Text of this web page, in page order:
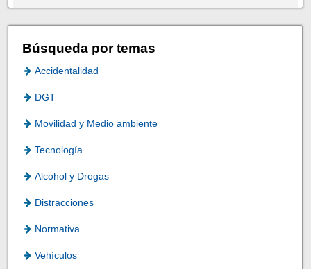
Búsqueda por temas
Accidentalidad
DGT
Movilidad y Medio ambiente
Tecnología
Alcohol y Drogas
Distracciones
Normativa
Vehículos